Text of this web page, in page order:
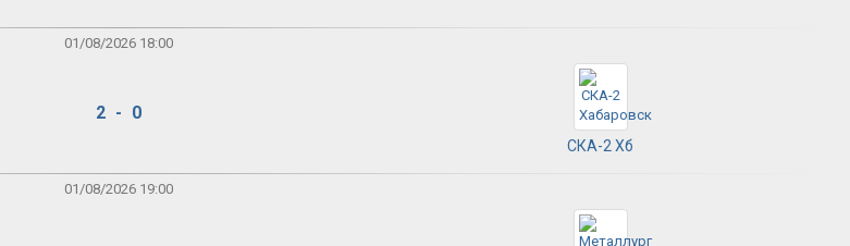
01/08/2026 18:00
2 - 0
СКА-2 Хб
01/08/2026 19:00